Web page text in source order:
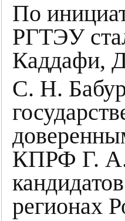
По
РГТЭУ
Каддафи,
С. Н.
КПРФ Г. А.
регионах